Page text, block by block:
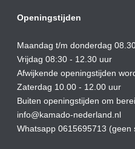
Openingstijden
Maandag t/m donderdag
Vrijdag 08:30 - 12.30 uur
Afwijkende openingstijden
Zaterdag 10.00 - 12.00 uur
Buiten openingstijden om
info@kamado-nederland.nl
Whatsapp 0615695713 (geen